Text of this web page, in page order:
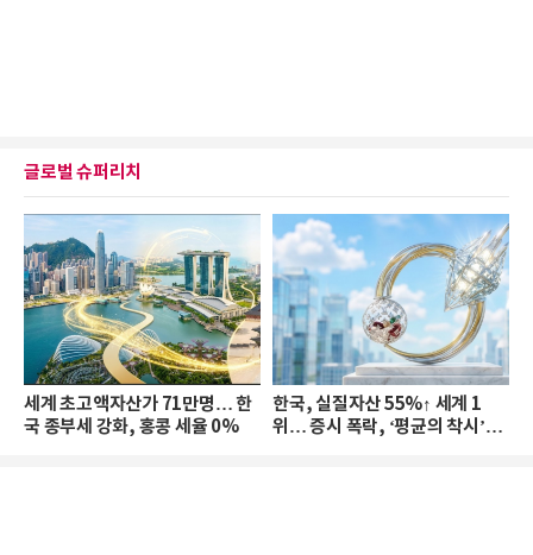
글로벌 슈퍼리치
세계 초고액자산가 71만명… 한
국 종부세 강화, 홍콩 세율 0%
한국, 실질자산 55%↑ 세계 1
위… 증시 폭락, ‘평균의 착시’와